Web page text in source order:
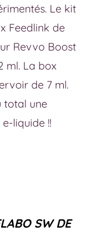
Le kit
Feedlink de
Revvo Boost
ml. La box
de 7 ml.
total une
liquide !!
SW DE